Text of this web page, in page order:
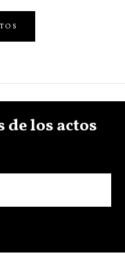
de los actos